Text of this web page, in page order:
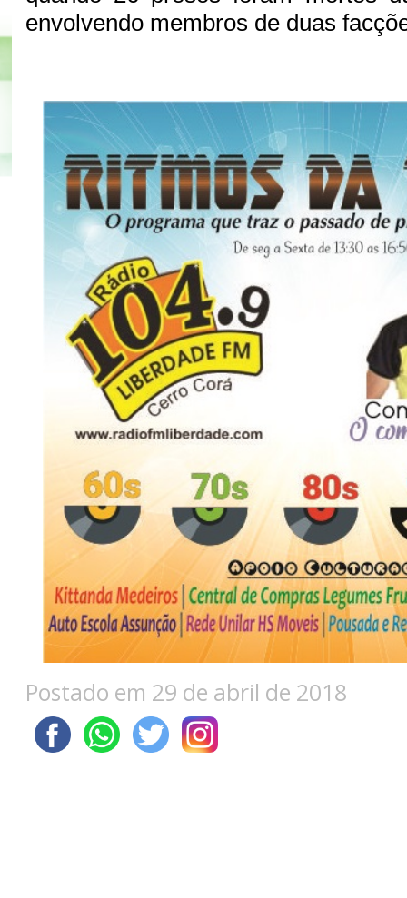
envolvendo membros de duas
Postado em 29 de abril de 2018